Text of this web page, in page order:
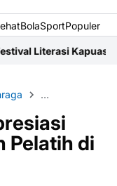
BolaSportPopuler
Dokumentasikan
Pemkab
Pelatih di